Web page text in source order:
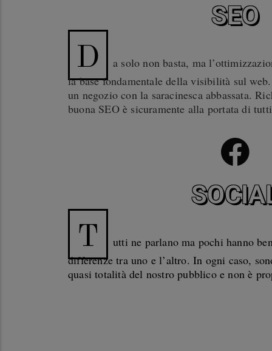
SEO
D
a solo non basta, ma
la base fondamentale della visibilità sul web.
un negozio con la saracinesca abbassata.
buona SEO è sicuramente alla portata di
T
utti ne parlano ma pochi hanno
differenze tra uno e l’altro. In ogni caso,
quasi totalità del nostro pubblico e non è